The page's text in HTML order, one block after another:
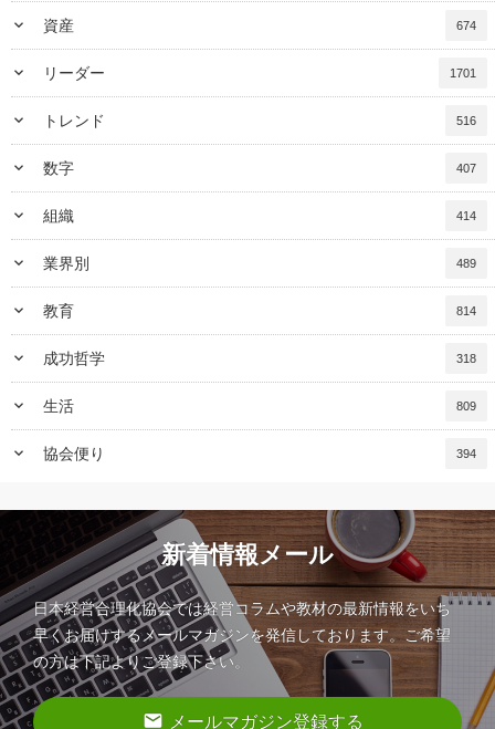
keyboard_arrow_down 資産 674
keyboard_arrow_down リーダー 1701
keyboard_arrow_down トレンド 516
keyboard_arrow_down 数字 407
keyboard_arrow_down 組織 414
keyboard_arrow_down 業界別 489
keyboard_arrow_down 教育 814
keyboard_arrow_down 成功哲学 318
keyboard_arrow_down 生活 809
keyboard_arrow_down 協会便り 394
新着情報メール
日本経営合理化協会では経営コラムや教材の最新情報をいち
早くお届けするメールマガジンを発信しております。ご希望
の方は下記よりご登録下さい。
email メールマガジン登録する